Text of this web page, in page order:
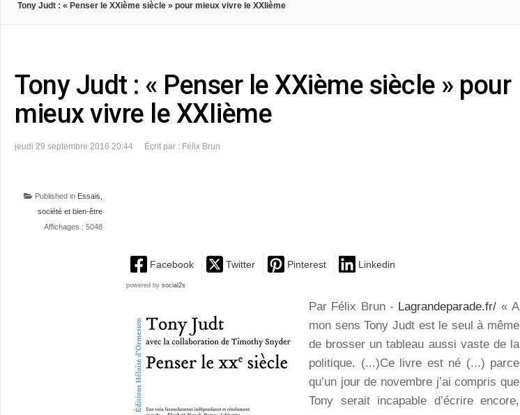
Tony Judt : « Penser le XXième siècle » pour mieux vivre le XXIième
Tony Judt : « Penser le XXième siècle » pour
mieux vivre le XXIième
jeudi 29 septembre 2016 20:44 Écrit par : Félix Brun
Published in Essais,
société et bien-être
Affichages : 5048
Facebook Twitter Pinterest Linkedin
powered by social2s
Par Félix Brun - Lagrandeparade.fr/ « A
mon sens Tony Judt est le seul à même
de brosser un tableau aussi vaste de la
politique. (...)Ce livre est né (...) parce
qu’un jour de novembre j’ai compris que
Tony serait incapable d’écrire encore,